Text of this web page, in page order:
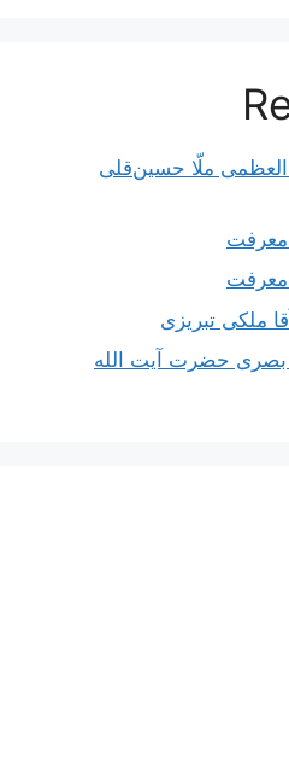
ملّا حسین‌قلی
معرفت
معرفت
ملکی تبریزی
بصری حضرت آیت الله